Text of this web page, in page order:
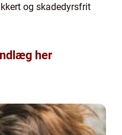
og skadedyrsfrit
her